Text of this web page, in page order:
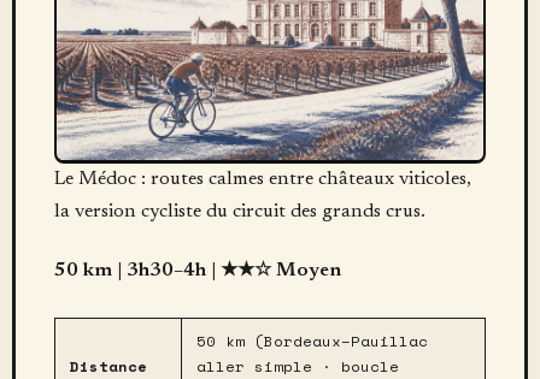
Le Médoc : routes calmes entre châteaux viticoles,
la version cycliste du circuit des grands crus.
50 km | 3h30–4h | ★★☆ Moyen
Distance
50 km (Bordeaux–Pauillac
aller simple · boucle